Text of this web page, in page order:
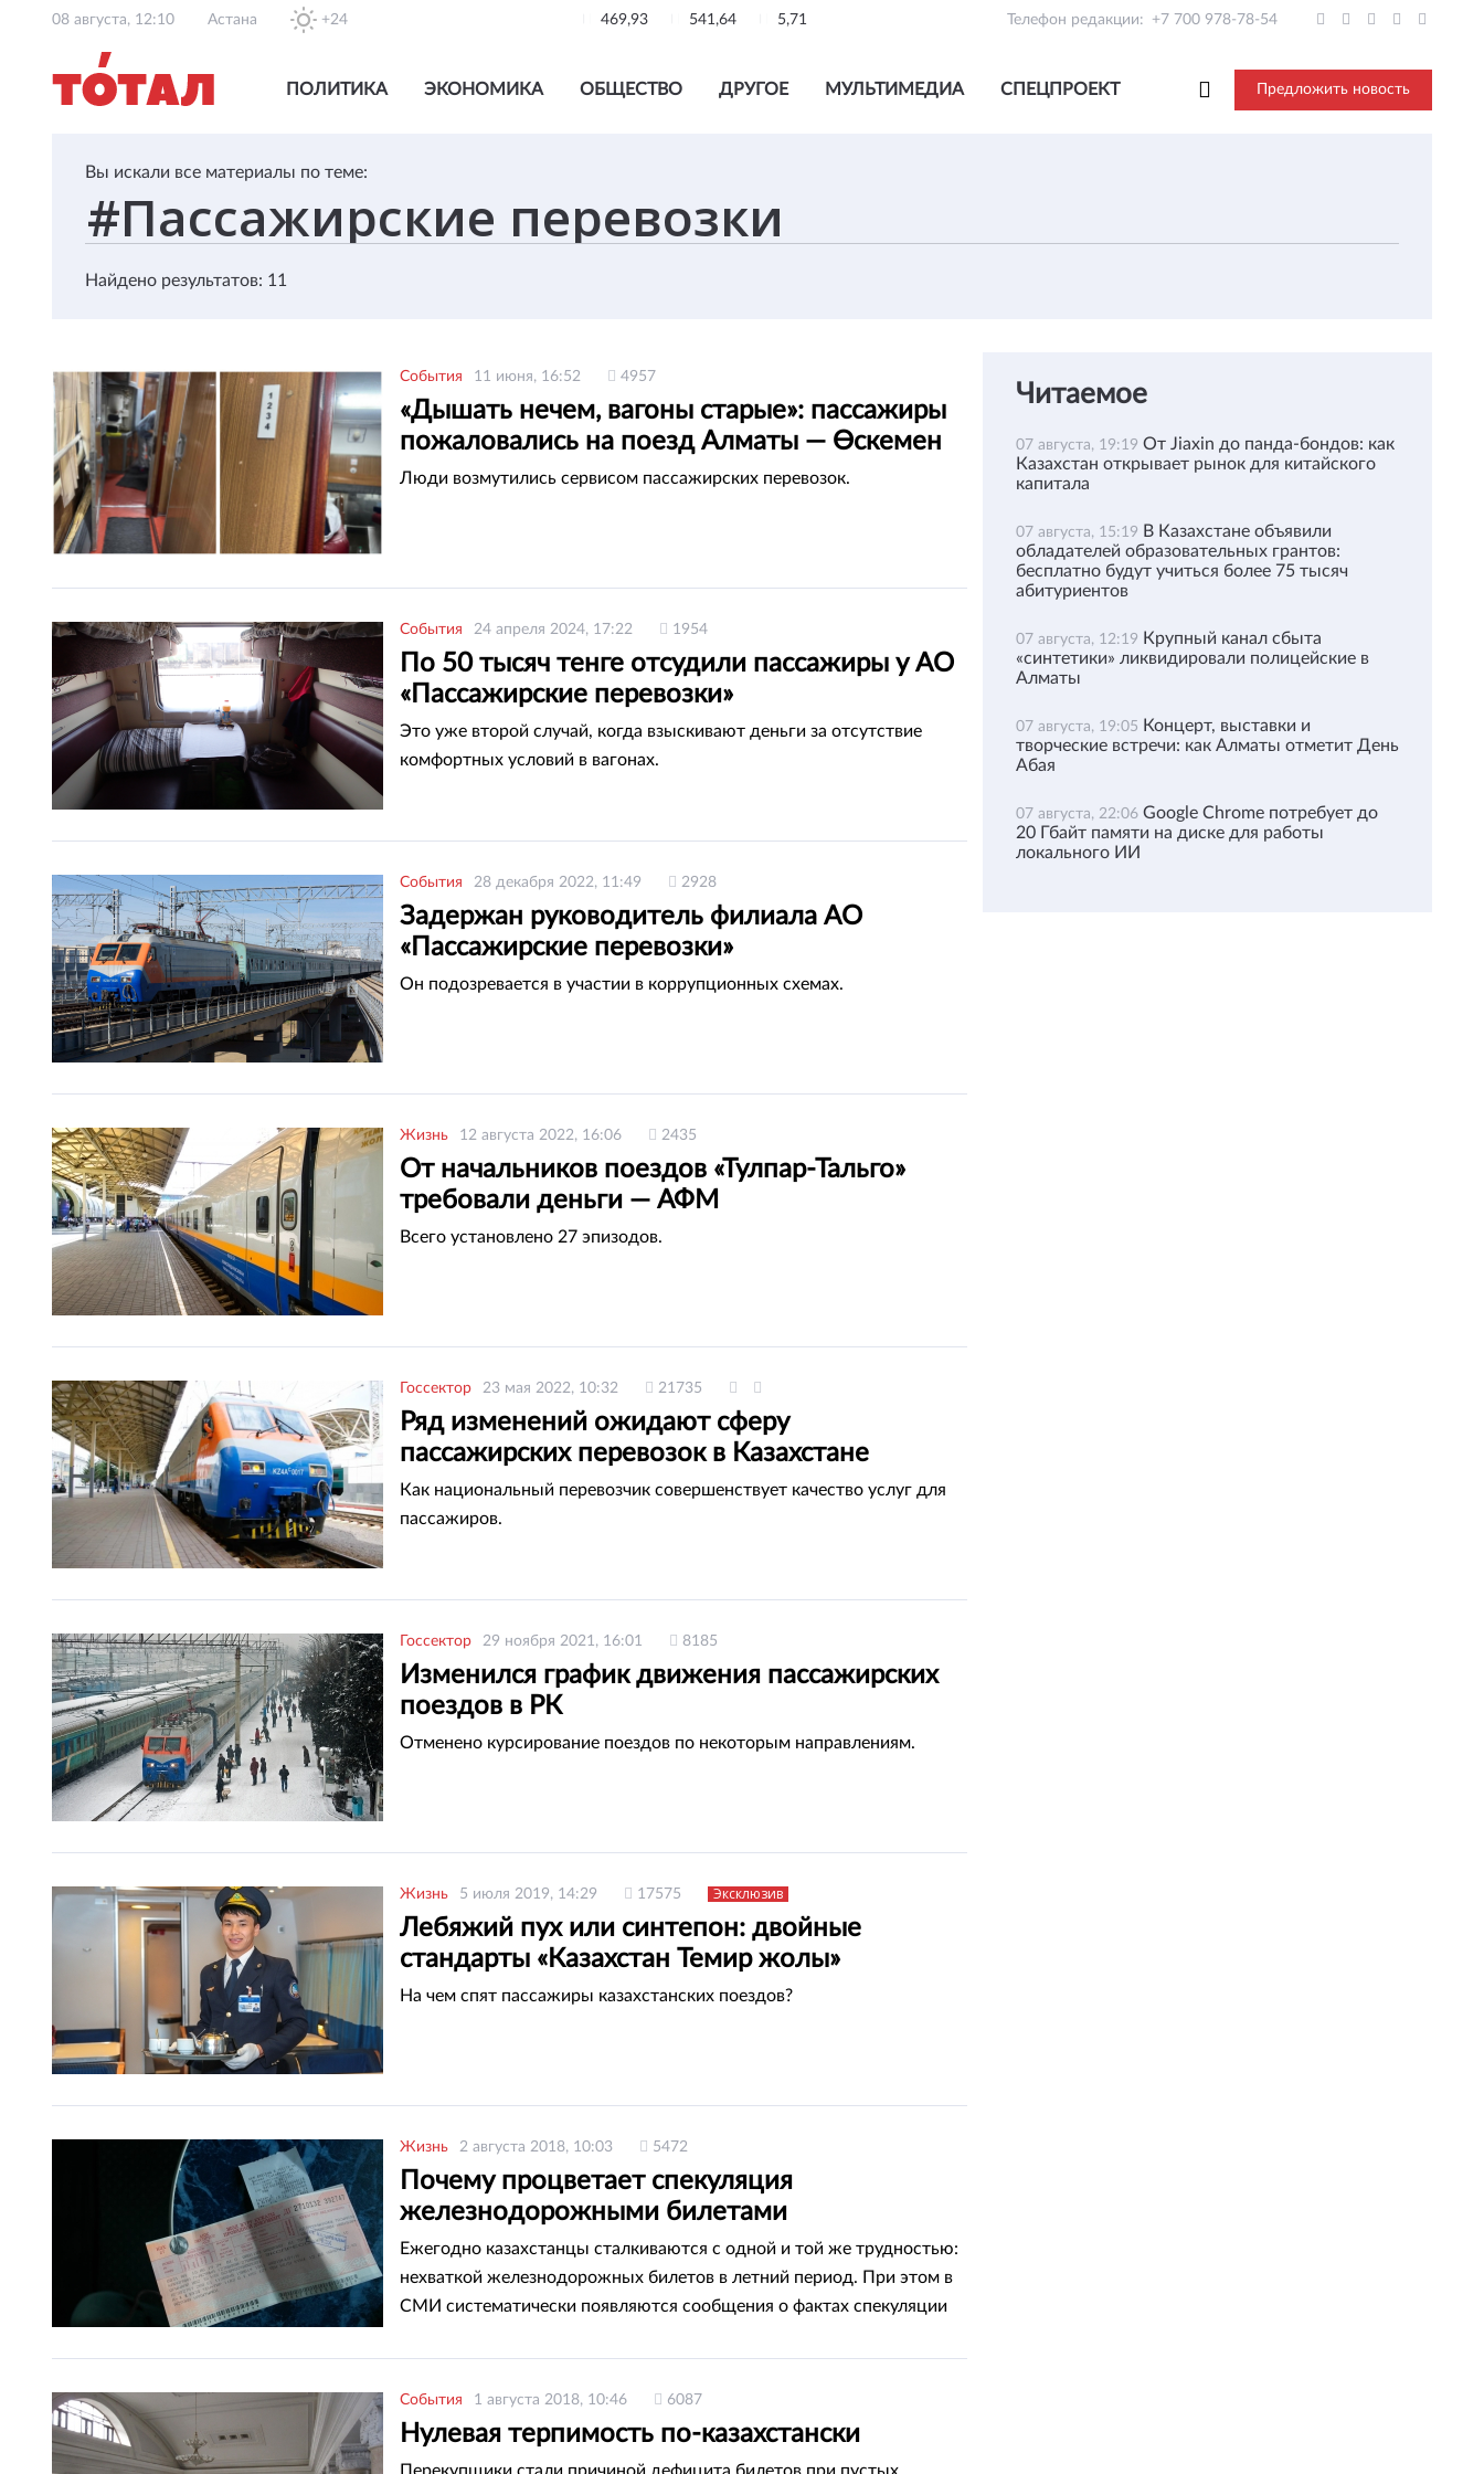
08 августа, 12:10 Астана +24 469,93 541,64 5,71 Телефон редакции: +7 700 978-78-54
ПОЛИТИКА ЭКОНОМИКА ОБЩЕСТВО ДРУГОЕ МУЛЬТИМЕДИА СПЕЦПРОЕКТ Предложить новость
Вы искали все материалы по теме:
Найдено результатов: 11
События 11 июня, 16:52 4957
«Дышать нечем, вагоны старые»: пассажиры
пожаловались на поезд Алматы — Өскемен
Люди возмутились сервисом пассажирских перевозок.
События 24 апреля 2024, 17:22 1954
По 50 тысяч тенге отсудили пассажиры у АО
«Пассажирские перевозки»
Это уже второй случай, когда взыскивают деньги за отсутствие
комфортных условий в вагонах.
События 28 декабря 2022, 11:49 2928
Задержан руководитель филиала АО
«Пассажирские перевозки»
Он подозревается в участии в коррупционных схемах.
Жизнь 12 августа 2022, 16:06 2435
От начальников поездов «Тулпар-Тальго»
требовали деньги — АФМ
Всего установлено 27 эпизодов.
Госсектор 23 мая 2022, 10:32 21735
Ряд изменений ожидают сферу
пассажирских перевозок в Казахстане
Как национальный перевозчик совершенствует качество услуг для
пассажиров.
Госсектор 29 ноября 2021, 16:01 8185
Изменился график движения пассажирских
поездов в РК
Отменено курсирование поездов по некоторым направлениям.
Жизнь 5 июля 2019, 14:29 17575 Эксклюзив
Лебяжий пух или синтепон: двойные
стандарты «Казахстан Темир жолы»
На чем спят пассажиры казахстанских поездов?
Жизнь 2 августа 2018, 10:03 5472
Почему процветает спекуляция
железнодорожными билетами
Ежегодно казахстанцы сталкиваются с одной и той же трудностью:
нехваткой железнодорожных билетов в летний период. При этом в
СМИ систематически появляются сообщения о фактах спекуляции
События 1 августа 2018, 10:46 6087
Нулевая терпимость по-казахстански
Читаемое
07 августа, 19:19 От Jiaxin до панда-бондов: как
Казахстан открывает рынок для китайского
капитала
07 августа, 15:19 В Казахстане объявили
обладателей образовательных грантов:
бесплатно будут учиться более 75 тысяч
абитуриентов
07 августа, 12:19 Крупный канал сбыта
«синтетики» ликвидировали полицейские в
Алматы
07 августа, 19:05 Концерт, выставки и
творческие встречи: как Алматы отметит День
Абая
07 августа, 22:06 Google Chrome потребует до
20 Гбайт памяти на диске для работы
локального ИИ